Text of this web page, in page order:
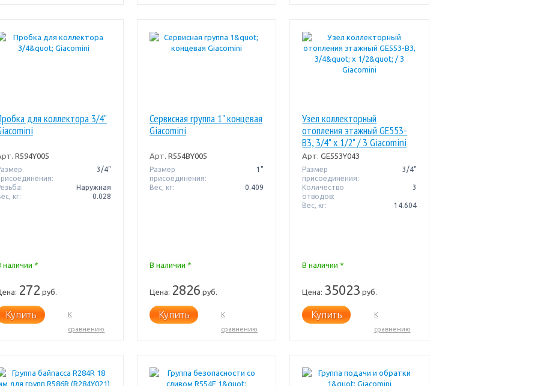
для коллектора 3/4"
R594Y005
3/4"
Наружная
кг:
0.028
наличии *
272 руб.
Купить
К
сравнению
Сервисная группа 1" концевая
Giacomini
Арт. R554BY005
Размер
присоединения:
1"
Вес, кг: 0.409
В наличии *
Цена: 2826 руб.
Купить
К
сравнению
Узел коллекторный
отопления этажный GE553-
B3, 3/4" x 1/2" / 3 Giacomini
Арт. GE553Y043
Размер
присоединения:
3/4"
Количество
отводов:
3
Вес, кг: 14.604
В наличии *
Цена: 35023 руб.
Купить
К
сравнению